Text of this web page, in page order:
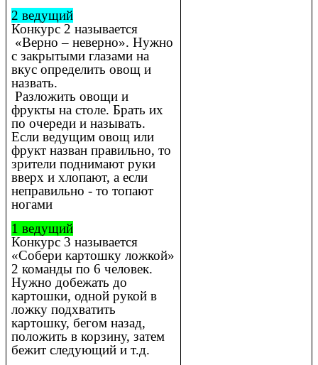
2 ведущий
Конкурс 2 называется
«Верно – неверно». Нужно
с закрытыми глазами на
вкус определить овощ и
назвать.
Разложить овощи и
фрукты на столе. Брать их
по очереди и называть.
Если ведущим овощ или
фрукт назван правильно, то
зрители поднимают руки
вверх и хлопают, а если
неправильно - то топают
ногами
1 ведущий
Конкурс 3 называется
«Собери картошку ложкой»
2 команды по 6 человек.
Нужно добежать до
картошки, одной рукой в
ложку подхватить
картошку, бегом назад,
положить в корзину, затем
бежит следующий и т.д.